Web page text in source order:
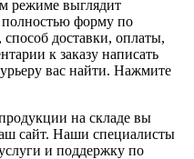
режиме выглядит
форму по
доставки, оплаты,
к заказу написать
вас найти. Нажмите
на складе вы
сайт. Наши специалисты
и поддержку по